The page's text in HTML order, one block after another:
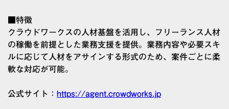
■特徴
クラウドワークスの人材基盤を活用し、フリーランス人材
の稼働を前提とした業務支援を提供。業務内容や必要スキ
ルに応じて人材をアサインする形式のため、案件ごとに柔
軟な対応が可能。
公式サイト： https://agent.crowdworks.jp